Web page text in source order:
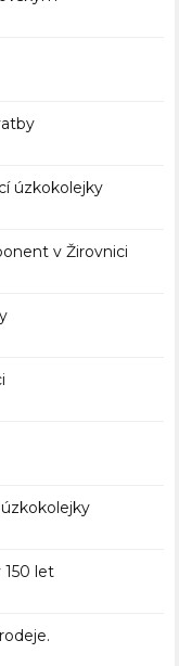
úzkokolejky
v Žirovnici
let